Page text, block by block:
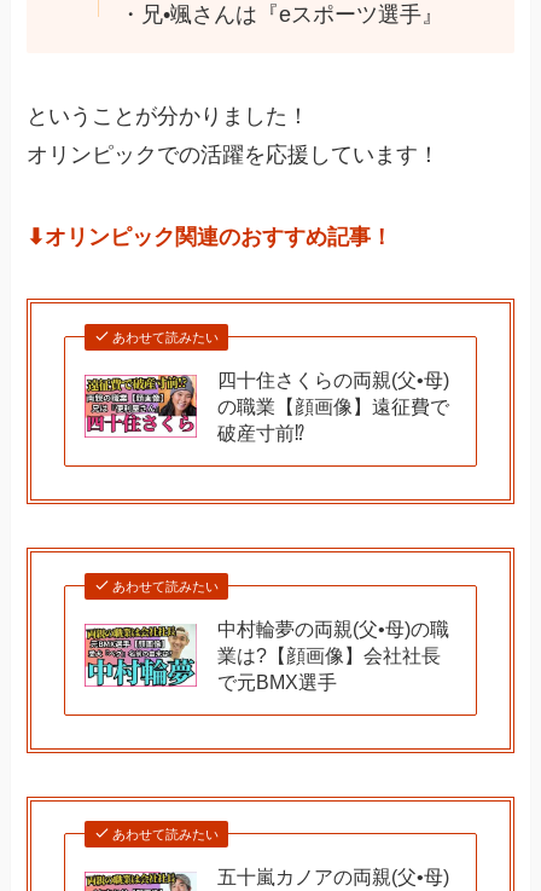
・兄•颯さんは『eスポーツ選手』
ということが分かりました！
オリンピックでの活躍を応援しています！
⬇︎オリンピック関連のおすすめ記事！
あわせて読みたい
四十住さくらの両親(父•母)
の職業【顔画像】遠征費で
破産寸前⁉︎
あわせて読みたい
中村輪夢の両親(父•母)の職
業は?【顔画像】会社社長
で元BMX選手
あわせて読みたい
五十嵐カノアの両親(父•母)